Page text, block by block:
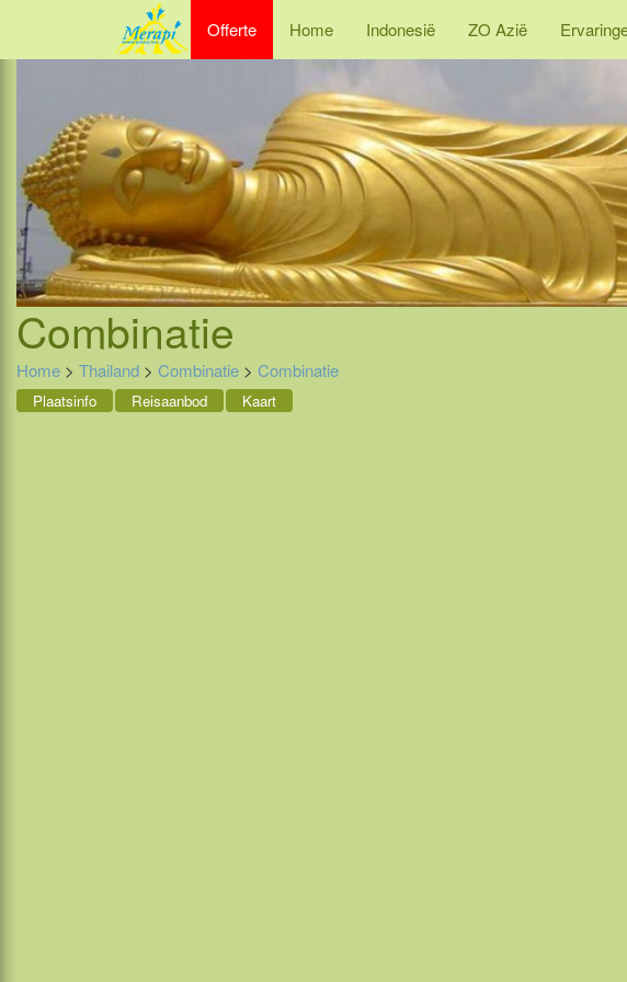
Offerte Home Indonesië ZO Azië
Combinatie
Home > Thailand > Combinatie > Combinatie
Plaatsinfo Reisaanbod Kaart